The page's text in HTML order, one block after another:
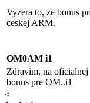
Vyzera to, ze bonus
ceskej ARM.
OM0AM i1
Zdravim, na
bonus pre OM..i1
<